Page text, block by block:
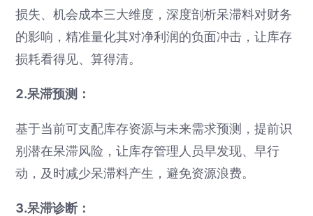
损失、机会成本三大维度，深度剖析呆滞料对财务
的影响，精准量化其对净利润的负面冲击，让库存
损耗看得见、算得清。
2.呆滞预测：
基于当前可支配库存资源与未来需求预测，提前识
别潜在呆滞风险，让库存管理人员早发现、早行
动，及时减少呆滞料产生，避免资源浪费。
3.呆滞诊断：